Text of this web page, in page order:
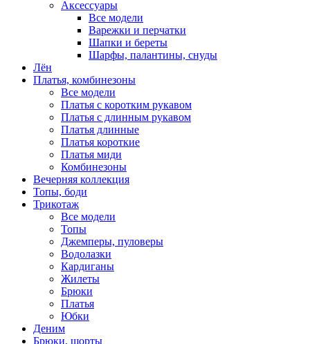
Аксессуары
Все модели
Варежки и перчатки
Шапки и береты
Шарфы, палантины, снуды
Лён
Платья, комбинезоны
Все модели
Платья с коротким рукавом
Платья с длинным рукавом
Платья длинные
Платья короткие
Платья миди
Комбинезоны
Вечерняя коллекция
Топы, боди
Трикотаж
Все модели
Топы
Джемперы, пуловеры
Водолазки
Кардиганы
Жилеты
Брюки
Платья
Юбки
Деним
Брюки, шорты